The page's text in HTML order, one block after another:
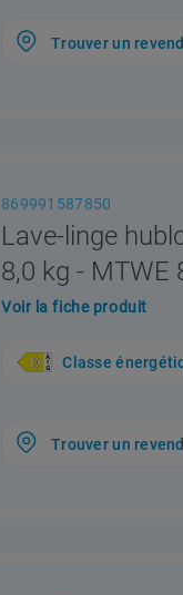
Trouver un
869991587850
Lave-linge
8,0 kg - MTWE
Voir la fiche produit
Classe
Trouver un